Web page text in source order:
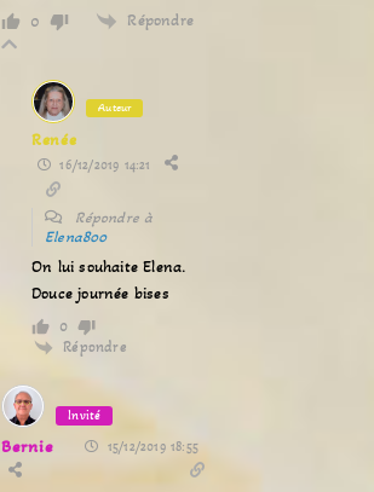
0 Répondre
Auteur
Renée
16/12/2019 14:21
Répondre à
Elena800
On lui souhaite Elena.
Douce journée bises
0
Répondre
Invité
Bernie 15/12/2019 18:55